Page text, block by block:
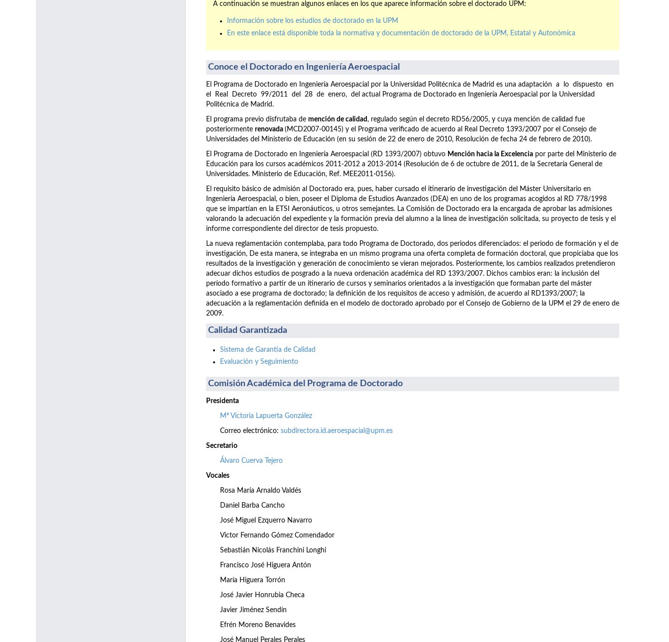
A continuación se muestran algunos enlaces en los que aparece información sobre el doctorado UPM:
Información sobre los estudios de doctorado en la UPM
En este enlace está disponible toda la normativa y documentación de doctorado de la UPM, Estatal y Autonómica
Conoce el Doctorado en Ingeniería Aeroespacial
El Programa de Doctorado en Ingeniería Aeroespacial por la Universidad Politécnica de Madrid es una adaptación a lo dispuesto en
el Real Decreto 99/2011 del 28 de enero, del actual Programa de Doctorado en Ingeniería Aeroespacial por la Universidad
Politécnica de Madrid.
El programa previo disfrutaba de mención de calidad , regulado según el decreto RD56/2005, y cuya mención de calidad fue
posteriormente renovada (MCD2007-00145) y el Programa verificado de acuerdo al Real Decreto 1393/2007 por el Consejo de
Universidades del Ministerio de Educación (en su sesión de 22 de enero de 2010, Resolución de fecha 24 de febrero de 2010).
El Programa de Doctorado en Ingeniería Aeroespacial (RD 1393/2007) obtuvo Mención hacia la Excelencia por parte del Ministerio de
Educación para los cursos académicos 2011-2012 a 2013-2014 (Resolución de 6 de octubre de 2011, de la Secretaría General de
Universidades. Ministerio de Educación, Ref. MEE2011-0156).
El requisito básico de admisión al Doctorado era, pues, haber cursado el itinerario de investigación del Máster Universitario en
Ingeniería Aeroespacial, o bien, poseer el Diploma de Estudios Avanzados (DEA) en uno de los programas acogidos al RD 778/1998
que se impartían en la ETSI Aeronáuticos, u otros semejantes. La Comisión de Doctorado era la encargada de aprobar las admisiones
valorando la adecuación del expediente y la formación previa del alumno a la línea de investigación solicitada, su proyecto de tesis y el
informe correspondiente del director de tesis propuesto.
La nueva reglamentación contemplaba, para todo Programa de Doctorado, dos periodos diferenciados: el periodo de formación y el de
investigación, De esta manera, se integraba en un mismo programa una oferta completa de formación doctoral, que propiciaba que los
resultados de la investigación y generación de conocimiento se vieran mejorados. Posteriormente, los cambios realizados pretendieron
adecuar dichos estudios de posgrado a la nueva ordenación académica del RD 1393/2007. Dichos cambios eran: la inclusión del
período formativo a partir de un itinerario de cursos y seminarios orientados a la investigación que formaban parte del máster
asociado a ese programa de doctorado; la definición de los requisitos de acceso y admisión, de acuerdo al RD1393/2007; la
adecuación a la reglamentación definida en el modelo de doctorado aprobado por el Consejo de Gobierno de la UPM el 29 de enero de
2009.
Calidad Garantizada
Sistema de Garantía de Calidad
Evaluación y Seguimiento
Comisión Académica del Programa de Doctorado
Presidenta
Mª Victoria Lapuerta González
Correo electrónico: subdirectora.id.aeroespacial@upm.es
Secretario
Álvaro Cuerva Tejero
Vocales
Rosa María Arnaldo Valdés
Daniel Barba Cancho
José Miguel Ezquerro Navarro
Victor Fernando Gómez Comendador
Sebastián Nicolás Franchini Longhi
Francisco José Higuera Antón
María Higuera Torrón
José Javier Honrubia Checa
Javier Jiménez Sendín
Efrén Moreno Benavides
José Manuel Perales Perales